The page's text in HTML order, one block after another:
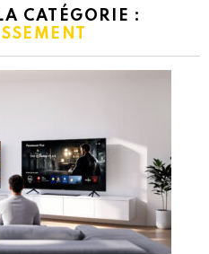
CATÉGORIE :